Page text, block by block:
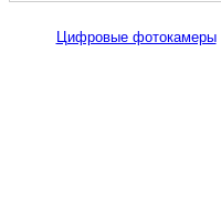
Цифровые фотокамеры